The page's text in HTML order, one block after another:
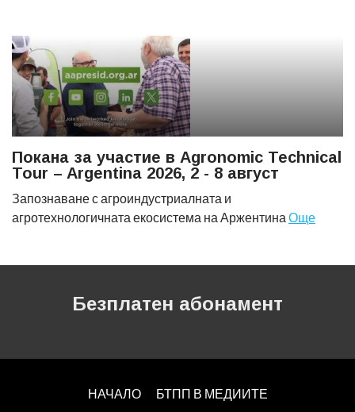
Покана за участие в Agronomic Technical
Tour – Argentina 2026, 2 - 8 август
Запознаване с агроиндустриалната и
агротехнологичната екосистема на Аржентина Още
Безплатен абонамент
НАЧАЛО БТПП В МЕДИИТЕ